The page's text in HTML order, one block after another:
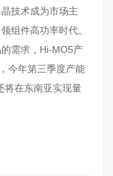
技术成为市场主
组件高功率时代。
需求，Hi-MO5产
今年第三季度产能
将在东南亚实现量